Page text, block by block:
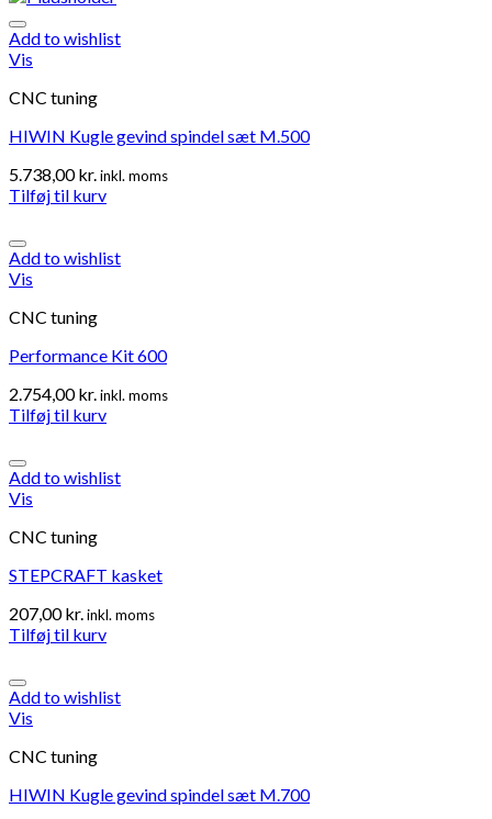
Add to wishlist
Vis
CNC tuning
HIWIN Kugle gevind spindel sæt M.500
5.738,00kr.inkl. moms
Tilføj til kurv
Add to wishlist
Vis
CNC tuning
Performance Kit 600
2.754,00kr.inkl. moms
Tilføj til kurv
Add to wishlist
Vis
CNC tuning
STEPCRAFT kasket
207,00kr.inkl. moms
Tilføj til kurv
Add to wishlist
Vis
CNC tuning
HIWIN Kugle gevind spindel sæt M.700